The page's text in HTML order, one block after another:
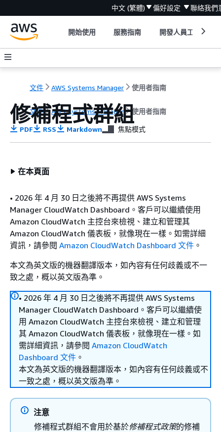
中文 (繁體) 偏好設定 聯絡我們
開始使用 服務指南 開發人員工具
文件 AWS Systems Manager 使用者指南
文件 AWS Systems Manager 使用者指南
修補程式群組
PDF RSS Markdown 焦點模式
在本頁面
• 2026 年 4 月 30 日之後將不再提供 AWS Systems
Manager CloudWatch Dashboard。客戶可以繼續使用
Amazon CloudWatch 主控台來檢視、建立和管理其
Amazon CloudWatch 儀表板，就像現在一樣。如需詳細
資訊，請參閱 Amazon CloudWatch Dashboard 文件 。
本文為英文版的機器翻譯版本，如內容有任何歧義或不一
致之處，概以英文版為準。
• 2026 年 4 月 30 日之後將不再提供 AWS Systems
Manager CloudWatch Dashboard。客戶可以繼續使
用 Amazon CloudWatch 主控台來檢視、建立和管理
其 Amazon CloudWatch 儀表板，就像現在一樣。如
需詳細資訊，請參閱 Amazon CloudWatch
Dashboard 文件 。
本文為英文版的機器翻譯版本，如內容有任何歧義或不
一致之處，概以英文版為準。
注意
修補程式群組不會用於基於修補程式政策的修補